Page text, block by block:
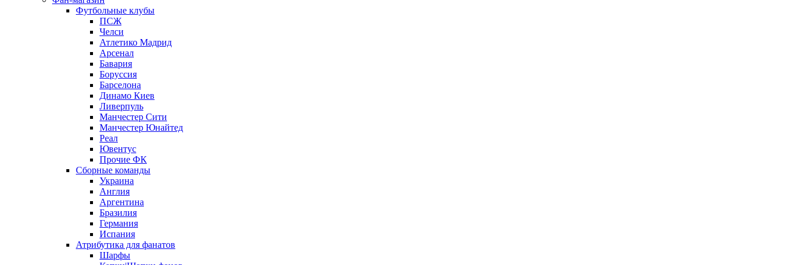
Футбольные клубы
ПСЖ
Челси
Атлетико Мадрид
Арсенал
Бавария
Боруссия
Барселона
Динамо Киев
Ливерпуль
Манчестер Сити
Манчестер Юнайтед
Реал
Ювентус
Прочие ФК
Сборные команды
Украина
Англия
Аргентина
Бразилия
Германия
Испания
Атрибутика для фанатов
Шарфы